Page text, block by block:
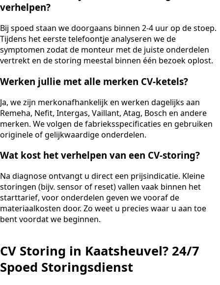
verhelpen?
Bij spoed staan we doorgaans binnen 2-4 uur op de stoep.
Tijdens het eerste telefoontje analyseren we de
symptomen zodat de monteur met de juiste onderdelen
vertrekt en de storing meestal binnen één bezoek oplost.
Werken jullie met alle merken CV-ketels?
Ja, we zijn merkonafhankelijk en werken dagelijks aan
Remeha, Nefit, Intergas, Vaillant, Atag, Bosch en andere
merken. We volgen de fabrieksspecificaties en gebruiken
originele of gelijkwaardige onderdelen.
Wat kost het verhelpen van een CV-storing?
Na diagnose ontvangt u direct een prijsindicatie. Kleine
storingen (bijv. sensor of reset) vallen vaak binnen het
starttarief, voor onderdelen geven we vooraf de
materiaalkosten door. Zo weet u precies waar u aan toe
bent voordat we beginnen.
CV Storing in Kaatsheuvel? 24/7
Spoed Storingsdienst